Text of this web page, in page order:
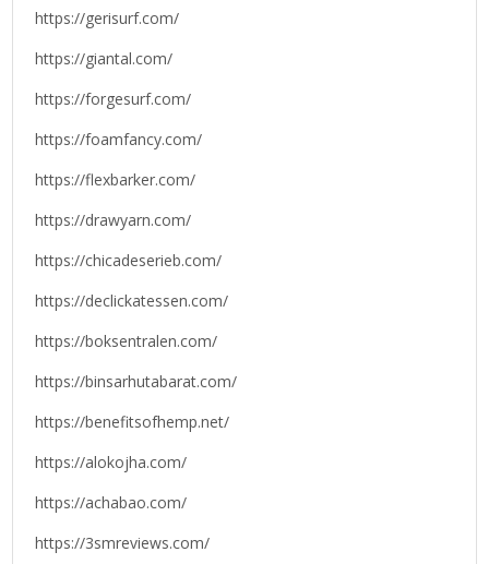
https://gerisurf.com/
https://giantal.com/
https://forgesurf.com/
https://foamfancy.com/
https://flexbarker.com/
https://drawyarn.com/
https://chicadeserieb.com/
https://declickatessen.com/
https://boksentralen.com/
https://binsarhutabarat.com/
https://benefitsofhemp.net/
https://alokojha.com/
https://achabao.com/
https://3smreviews.com/